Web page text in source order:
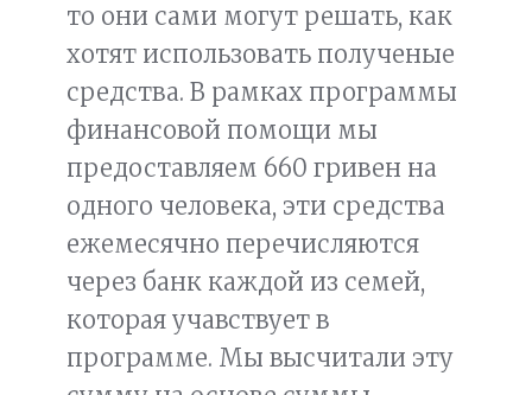
то они сами могут решать, как
хотят использовать полученые
средства. В рамках программы
финансовой помощи мы
предоставляем 660 гривен на
одного человека, эти средства
ежемесячно перечисляются
через банк каждой из семей,
которая учавствует в
программе. Мы высчитали эту